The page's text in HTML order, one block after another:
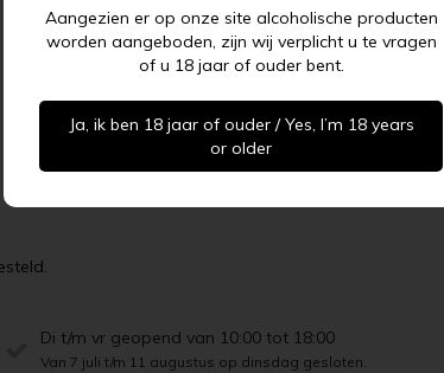
hier ...
Aangezien er op onze site alcoholische producten
worden aangeboden, zijn wij verplicht u te vragen
of u 18 jaar of ouder bent.
Ja, ik ben 18 jaar of ouder / Yes, I’m 18 years
or older
Di t/m vr geopend van 10:00 tot 18:00
Van 7 juli t/m 11 augustus op dinsdag gesloten.